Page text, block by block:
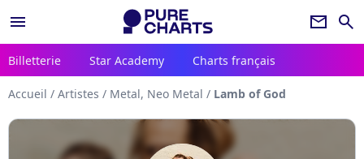
menu newsletter search
Billetterie Star Academy Charts français
Accueil / Artistes / Metal, Neo Metal / Lamb of God